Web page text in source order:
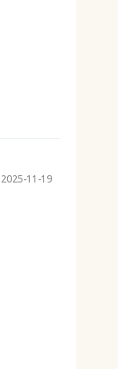
2025-11-19